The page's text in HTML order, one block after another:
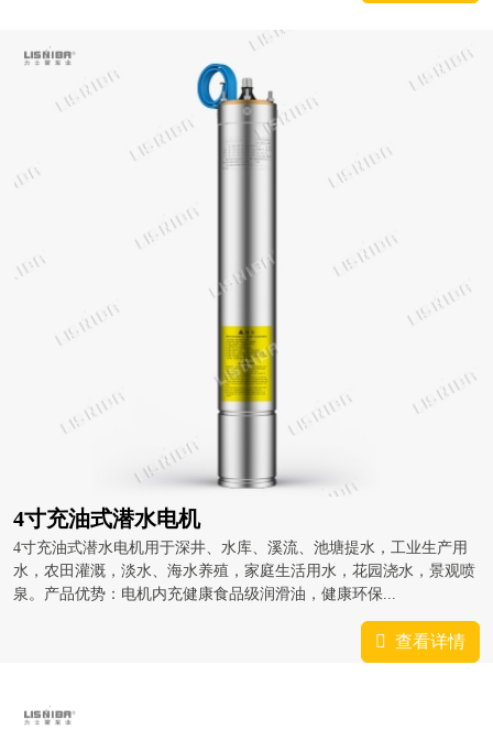
4寸充油式潜水电机
4寸充油式潜水电机用于深井、水库、溪流、池塘提水，工业生产用
水，农田灌溉，淡水、海水养殖，家庭生活用水，花园浇水，景观喷
泉。产品优势：电机内充健康食品级润滑油，健康环保...
查看详情